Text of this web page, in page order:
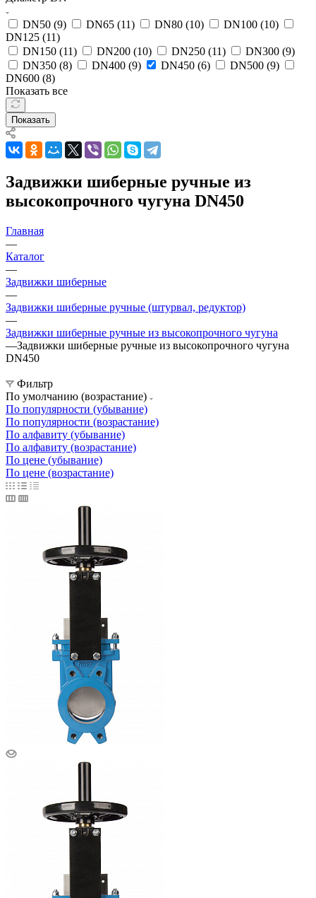
DN50 (9) DN65 (11) DN80 (10) DN100 (10)
DN125 (11)
DN150 (11) DN200 (10) DN250 (11) DN300 (9)
DN350 (8) DN400 (9) DN450 (6) DN500 (9)
DN600 (8)
Показать все
Показать
Задвижки шиберные ручные из
высокопрочного чугуна DN450
Главная
—
Каталог
—
Задвижки шиберные
—
Задвижки шиберные ручные (штурвал, редуктор)
—
Задвижки шиберные ручные из высокопрочного чугуна
—Задвижки шиберные ручные из высокопрочного чугуна
DN450
Фильтр
По умолчанию (возрастание)
По популярности (убывание)
По популярности (возрастание)
По алфавиту (убывание)
По алфавиту (возрастание)
По цене (убывание)
По цене (возрастание)